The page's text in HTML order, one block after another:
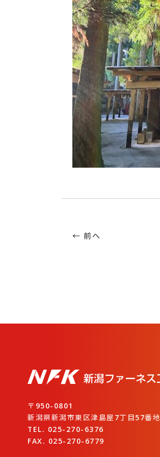
← 前へ
〒950-0801
新潟県新潟市東区津島屋7丁目57番地
TEL. 025-270-6376
FAX. 025-270-6779